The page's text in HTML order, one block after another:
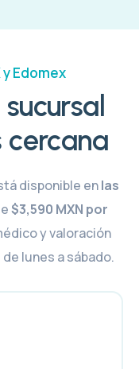
Edomex
cercana
disponible enlas
$3,590 MXN por
y valoración
lunes a sábado.